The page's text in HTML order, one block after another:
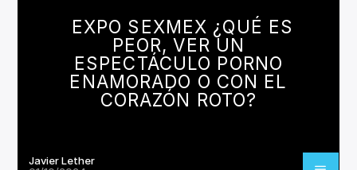
TÍTULOEXPO SEXMEX ¿QUÉ ES
PEOR, VER UN
ESPECTÁCULO PORNO
ENAMORADO O CON EL
CORAZÓN ROTO?
Javier Lether